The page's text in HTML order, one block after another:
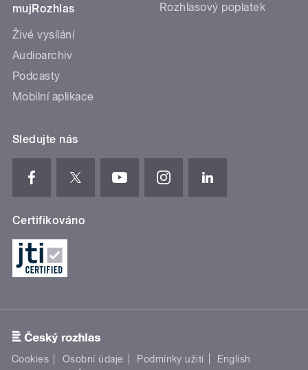
mujRozhlas
Živé vysílání
Audioarchiv
Podcasty
Mobilní aplikace
Rozhlasový poplatek
Sledujte nás
Certifikováno
Cookies Osobní údaje Podmínky užití
English